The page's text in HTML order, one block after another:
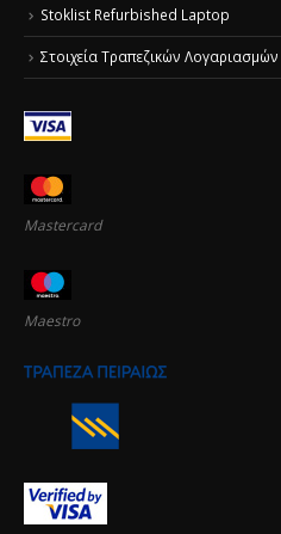
Stoklist Refurbished Laptop
Στοιχεία Τραπεζικών Λογαριασμών
Mastercard
Maestro